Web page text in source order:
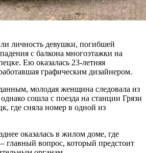
личность девушки, погибшей
с балкона многоэтажки на
Ею оказалась 23-летняя
графическим дизайнером.
молодая женщина следовала из
сошла с поезда на станции Грязи
где сняла номер в одной из
оказалась в жилом доме, где
главный вопрос, который предстоит